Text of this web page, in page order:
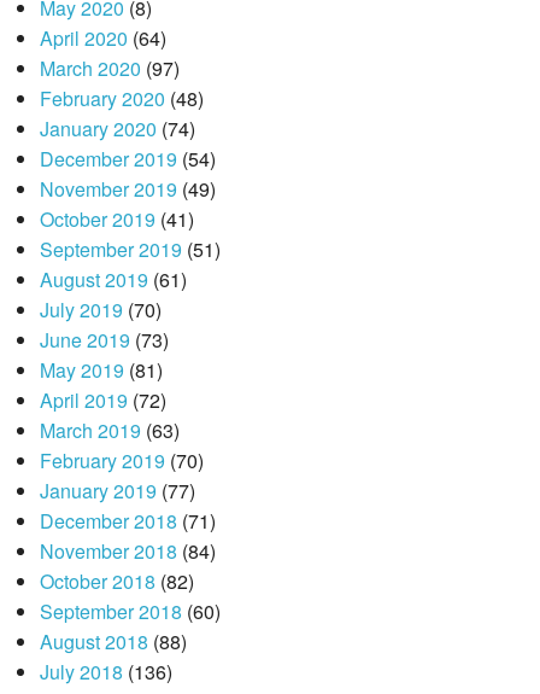
May 2020 (8)
April 2020 (64)
March 2020 (97)
February 2020 (48)
January 2020 (74)
December 2019 (54)
November 2019 (49)
October 2019 (41)
September 2019 (51)
August 2019 (61)
July 2019 (70)
June 2019 (73)
May 2019 (81)
April 2019 (72)
March 2019 (63)
February 2019 (70)
January 2019 (77)
December 2018 (71)
November 2018 (84)
October 2018 (82)
September 2018 (60)
August 2018 (88)
July 2018 (136)